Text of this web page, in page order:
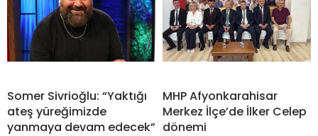
Somer Sivrioğlu: “Yaktığı
ateş yüreğimizde
yanmaya devam edecek”
MHP Afyonkarahisar
Merkez İlçe’de İlker Celep
dönemi